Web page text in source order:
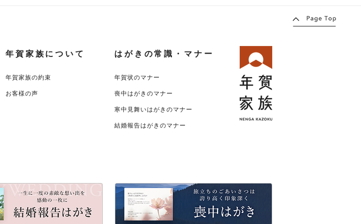
年賀家族について
年賀家族の約束
お客様の声
はがきの常識・マナー
年賀状のマナー
喪中はがきのマナー
寒中見舞いはがきのマナー
結婚報告はがきのマナー